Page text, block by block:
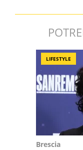
LIFESTYLE
Brescia